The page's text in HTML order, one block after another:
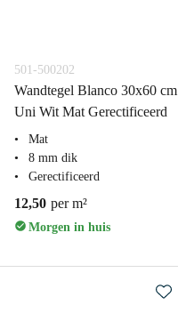
501-500202
Wandtegel Blanco 30x60 cm
Uni Wit Mat Gerectificeerd
Mat
8 mm dik
Gerectificeerd
12,50 per m²
Morgen in huis